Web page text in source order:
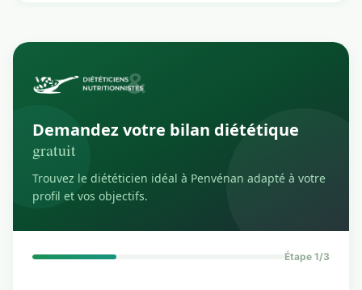
Demandez votre bilan diététique
gratuit
Trouvez le diététicien idéal à Penvénan adapté à votre
profil et vos objectifs.
Étape 1/3